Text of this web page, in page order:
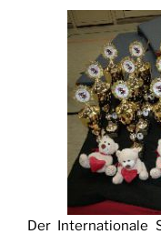
Der Internationale